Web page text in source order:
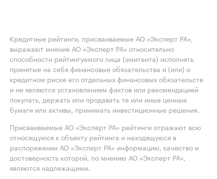
Кредитные рейтинги, присваиваемые АО «Эксперт РА»,
выражают мнение АО «Эксперт РА» относительно
способности рейтингуемого лица (эмитента) исполнять
принятые на себя финансовые обязательства и (или) о
кредитном риске его отдельных финансовых обязательств
и не являются установлением фактов или рекомендацией
покупать, держать или продавать те или иные ценные
бумаги или активы, принимать инвестиционные решения.
Присваиваемые АО «Эксперт РА» рейтинги отражают всю
относящуюся к объекту рейтинга и находящуюся в
распоряжении АО «Эксперт РА» информацию, качество и
достоверность которой, по мнению АО «Эксперт РА»,
являются надлежащими.